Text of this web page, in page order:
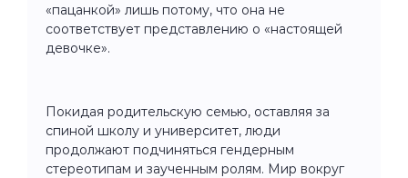
«пацанкой» лишь потому, что она не
соответствует представлению о «настоящей
девочке».
Покидая родительскую семью, оставляя за
спиной школу и университет, люди
продолжают подчиняться гендерным
стереотипам и заученным ролям. Мир вокруг